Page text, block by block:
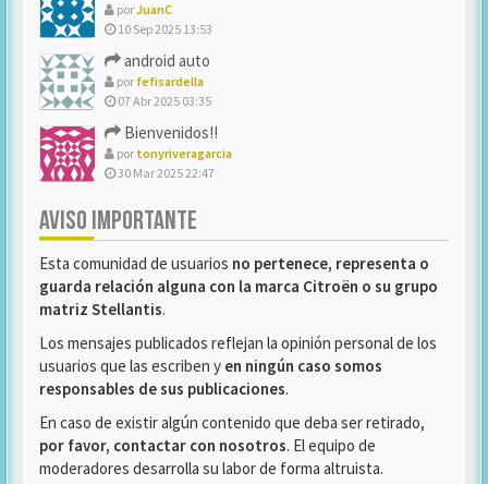
porJuanC
10 Sep 2025 13:53
android auto
por fefisardella
07 Abr 2025 03:35
Bienvenidos!!
por tonyriveragarcia
30 Mar 2025 22:47
AVISO IMPORTANTE
Esta comunidad de usuarios no pertenece, representa o
guarda relación alguna con la marca Citroën o su grupo
matriz Stellantis.
Los mensajes publicados reflejan la opinión personal de los
usuarios que las escriben y en ningún caso somos
responsables de sus publicaciones.
En caso de existir algún contenido que deba ser retirado,
por favor, contactar con nosotros. El equipo de
moderadores desarrolla su labor de forma altruista.